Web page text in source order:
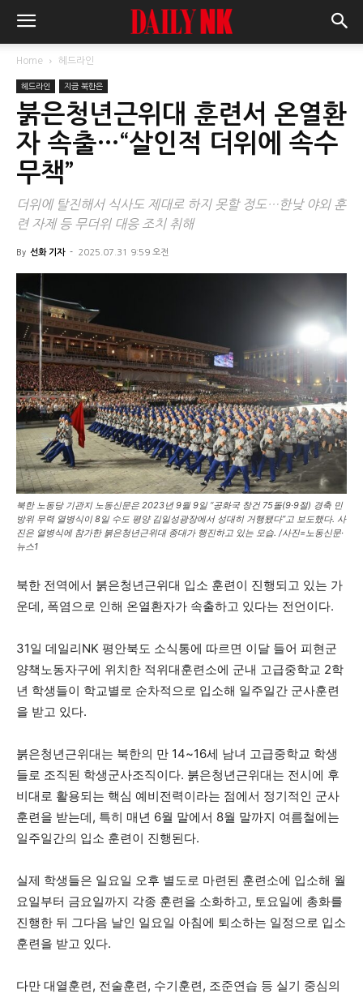
Home 헤드라인
헤드라인 지금 북한은
붉은청년근위대 훈련서 온열환
자 속출…“살인적 더위에 속수
무책”
더위에 탈진해서 식사도 제대로 하지 못할 정도…한낮 야외 훈
련 자제 등 무더위 대응 조치 취해
By 선화 기자 - 2025.07.31 9:59 오전
북한 노동당 기관지 노동신문은 2023년 9월 9일 “공화국 창건 75돌(9·9절) 경축 민
방위 무력 열병식이 8일 수도 평양 김일성광장에서 성대히 거행됐다”고 보도했다. 사
진은 열병식에 참가한 붉은청년근위대 종대가 행진하고 있는 모습. /사진=노동신문·
뉴스1
북한 전역에서 붉은청년근위대 입소 훈련이 진행되고 있는 가
운데, 폭염으로 인해 온열환자가 속출하고 있다는 전언이다.
31일 데일리NK 평안북도 소식통에 따르면 이달 들어 피현군
양책노동자구에 위치한 적위대훈련소에 군내 고급중학교 2학
년 학생들이 학교별로 순차적으로 입소해 일주일간 군사훈련
을 받고 있다.
붉은청년근위대는 북한의 만 14~16세 남녀 고급중학교 학생
들로 조직된 학생군사조직이다. 붉은청년근위대는 전시에 후
비대로 활용되는 핵심 예비전력이라는 점에서 정기적인 군사
훈련을 받는데, 특히 매년 6월 말에서 8월 말까지 여름철에는
일주일간의 입소 훈련이 진행된다.
실제 학생들은 일요일 오후 별도로 마련된 훈련소에 입소해 월
요일부터 금요일까지 각종 훈련을 소화하고, 토요일에 총화를
진행한 뒤 그다음 날인 일요일 아침에 퇴소하는 일정으로 입소
훈련을 받고 있다.
다만 대열훈련, 전술훈련, 수기훈련, 조준연습 등 실기 중심의